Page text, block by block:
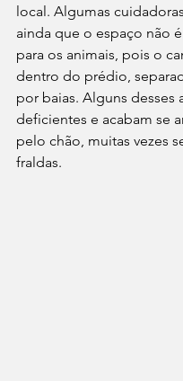
local. Algumas
ainda que o espaço não
para os animais, pois o
dentro do prédio,
por baias. Alguns desses
deficientes e acabam se
pelo chão, muitas vezes
fraldas.